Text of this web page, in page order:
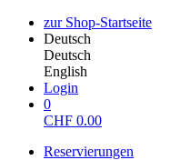
zur Shop-Startseite
Deutsch
Deutsch
English
Login
0
CHF 0.00
Reservierungen